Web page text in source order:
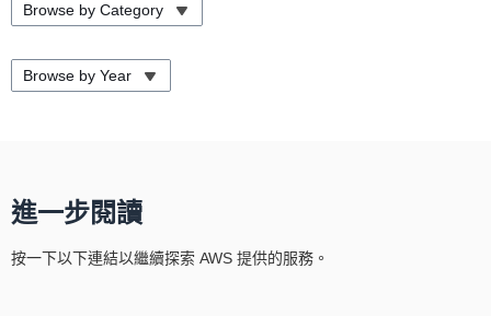
Browse by Category
Browse by Year
進一步閱讀
按一下以下連結以繼續探索 AWS 提供的服務。